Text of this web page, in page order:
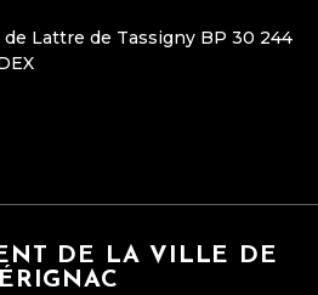
Lattre de Tassigny BP 30 244
DE LA VILLE DE